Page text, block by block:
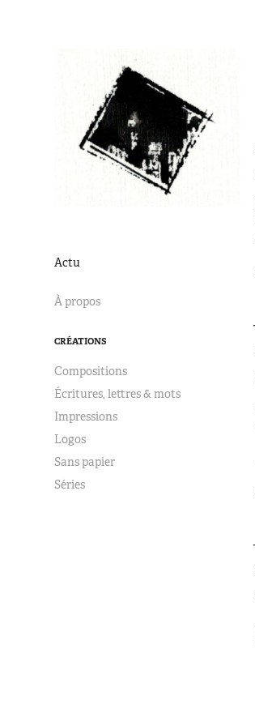
Actu
À propos
CRÉATIONS
Compositions
Écritures, lettres & mots
Impressions
Logos
Sans papier
Séries